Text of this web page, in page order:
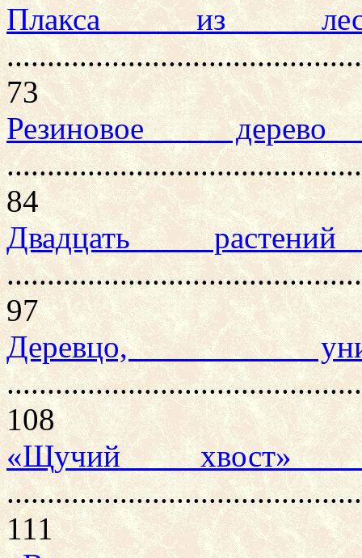
Плакса из
73
Резиновое
84
Двадцать
97
Деревцо,
108
«Щучий хвост»
111